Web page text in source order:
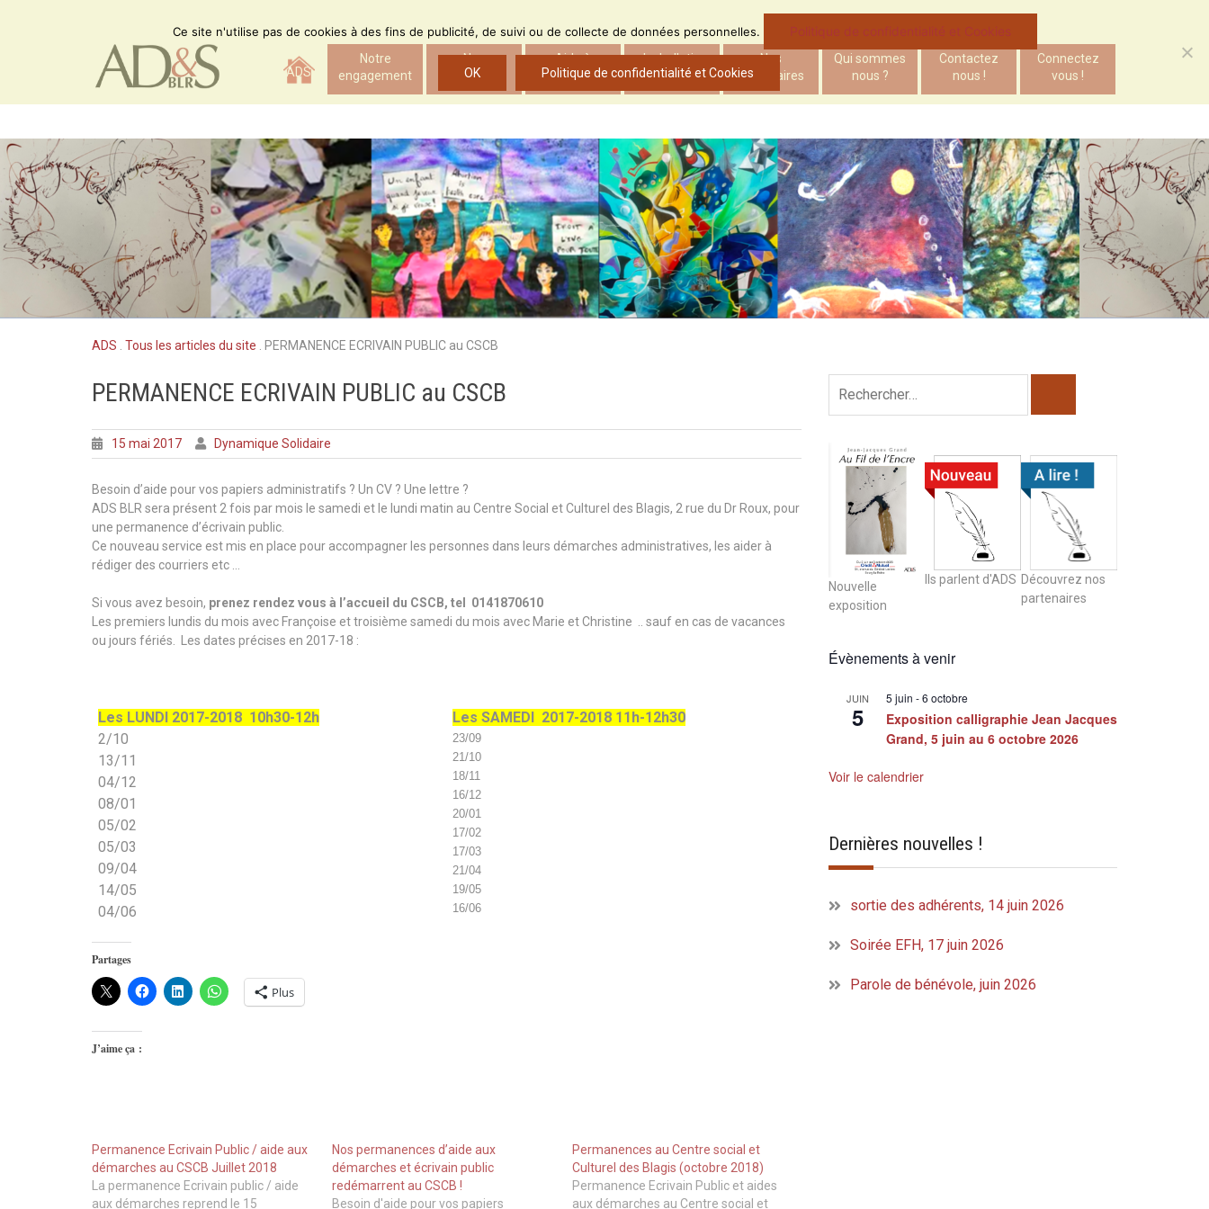
ADS
Notre
engagement
Nos
actions
Aide à
l’insertion
Le bulletin
d’ADS
Nos
partenaires
Qui sommes
nous ?
Contactez
nous !
Connectez
vous !
ADS Tous les articles du site PERMANENCE ECRIVAIN PUBLIC au CSCB
PERMANENCE ECRIVAIN PUBLIC au CSCB
15 mai 2017 Dynamique Solidaire
Besoin d’aide pour vos papiers administratifs ? Un CV ? Une lettre ?
ADS BLR sera présent 2 fois par mois le samedi et le lundi matin au Centre Social et Culturel des Blagis, 2 rue du Dr Roux, pour
une permanence d’écrivain public.
Ce nouveau service est mis en place pour accompagner les personnes dans leurs démarches administratives, les aider à
rédiger des courriers etc …
Si vous avez besoin, prenez rendez vous à l’accueil du CSCB, tel 0141870610
Les premiers lundis du mois avec Françoise et troisième samedi du mois avec Marie et Christine .. sauf en cas de vacances
ou jours fériés. Les dates précises en 2017-18 :
Les LUNDI 2017-2018 10h30-12h Les SAMEDI 2017-2018 11h-12h30
2/10
13/11
04/12
08/01
05/02
05/03
09/04
14/05
04/06
23/09
21/10
18/11
16/12
20/01
17/02
17/03
21/04
19/05
16/06
Partages
Plus
J’aime ça :
Permanence Ecrivain Public / aide aux
démarches au CSCB Juillet 2018
La permanence Ecrivain public / aide
aux démarches reprend le 15
Nos permanences d’aide aux
démarches et écrivain public
redémarrent au CSCB !
Besoin d'aide pour vos papiers
Permanences au Centre social et
Culturel des Blagis (octobre 2018)
Permanence Ecrivain Public et aides
aux démarches au Centre social et
Nouvelle
exposition
Ils parlent d'ADS Découvrez nos
partenaires
Évènements à venir
JUIN
5
5 juin -6 octobre
Exposition calligraphie Jean Jacques
Grand, 5 juin au 6 octobre 2026
Voir le calendrier
Dernières nouvelles !
sortie des adhérents, 14 juin 2026
Soirée EFH, 17 juin 2026
Parole de bénévole, juin 2026
Ce site n'utilise pas de cookies à des fins de publicité, de suivi ou de collecte de données personnelles. Politique de confidentialité et Cookies
OK Politique de confidentialité et Cookies